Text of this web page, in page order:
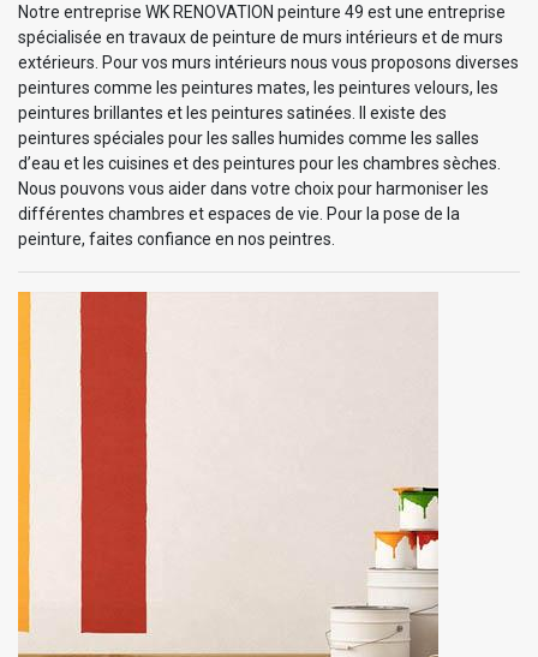
Notre entreprise WK RENOVATION peinture 49 est une entreprise
spécialisée en travaux de peinture de murs intérieurs et de murs
extérieurs. Pour vos murs intérieurs nous vous proposons diverses
peintures comme les peintures mates, les peintures velours, les
peintures brillantes et les peintures satinées. Il existe des
peintures spéciales pour les salles humides comme les salles
d’eau et les cuisines et des peintures pour les chambres sèches.
Nous pouvons vous aider dans votre choix pour harmoniser les
différentes chambres et espaces de vie. Pour la pose de la
peinture, faites confiance en nos peintres.